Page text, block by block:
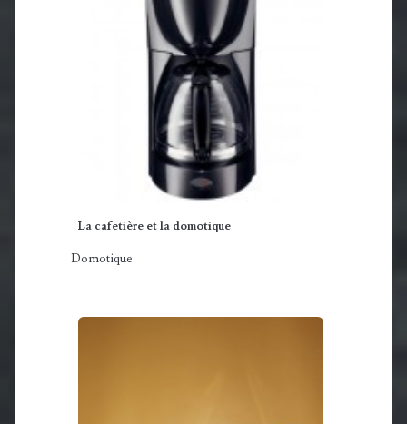
La cafetière et la domotique
Domotique